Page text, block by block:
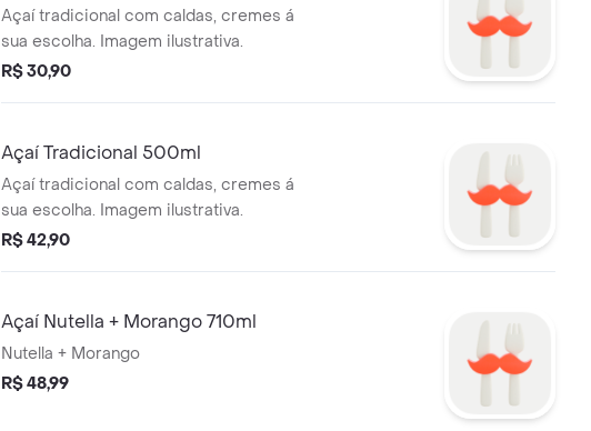
Açaí tradicional com caldas, cremes á
sua escolha. Imagem ilustrativa.
R$ 30,90
Açaí Tradicional 500ml
Açaí tradicional com caldas, cremes á
sua escolha. Imagem ilustrativa.
R$ 42,90
Açaí Nutella + Morango 710ml
Nutella + Morango
R$ 48,99